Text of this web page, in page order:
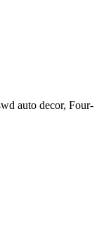
auto decor, Four-